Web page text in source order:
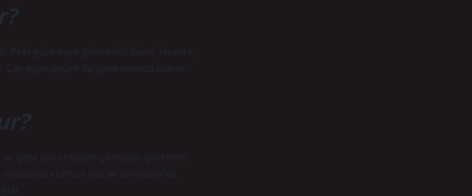
Peki güve neye gelmesin? Güve; lavanta,
ağacı yağını da güve kovucu olarak
gece yumurtadan çıkmaları güvelerin
eşyalarda kurtçuk olarak üreyebilirler.